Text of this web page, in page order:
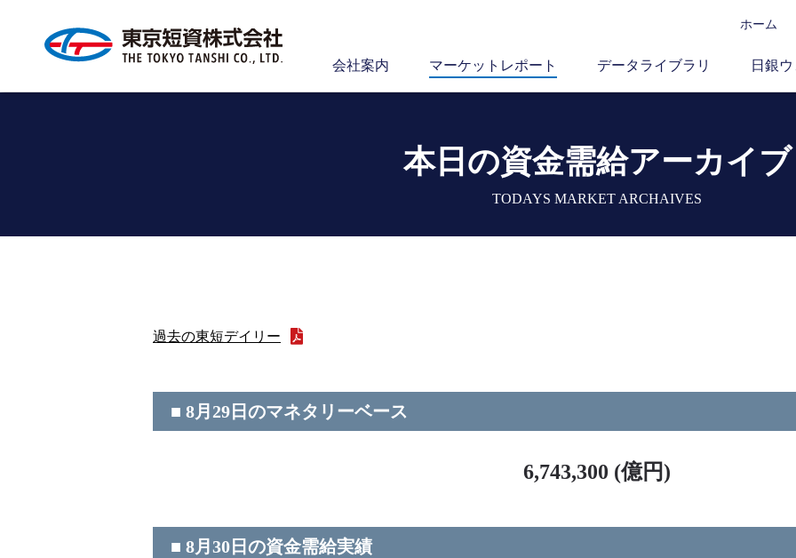
ホーム
会社案内 マーケットレポート データライブラリ 日銀
本日の資金需給アーカイブ
TODAYS MARKET ARCHAIVES
過去の東短デイリー
■ 8月29日のマネタリーベース
6,743,300 (億円)
■ 8月30日の資金需給実績